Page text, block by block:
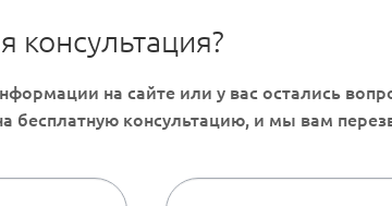
консультация?